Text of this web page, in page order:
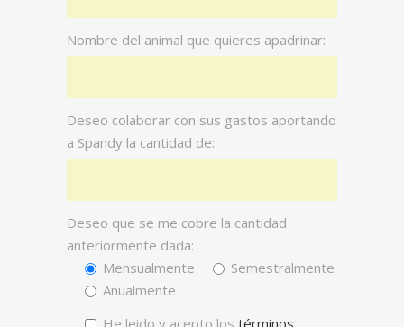
Nombre del animal que quieres apadrinar:
Deseo colaborar con sus gastos aportando
a Spandy la cantidad de:
Deseo que se me cobre la cantidad
anteriormente dada:
Mensualmente
Semestralmente
Anualmente